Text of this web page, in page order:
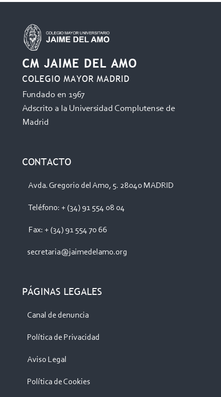
CM JAIME DEL AMO
COLEGIO MAYOR MADRID
Fundado en 1967
Adscrito a la Universidad Complutense de
Madrid
CONTACTO
Avda. Gregorio del Amo, 5. 28040 MADRID
Teléfono: + (34) 91 554 08 04
Fax: + (34) 91 554 70 66
secretaria@jaimedelamo.org
PÁGINAS LEGALES
Canal de denuncia
Política de Privacidad
Aviso Legal
Política de Cookies